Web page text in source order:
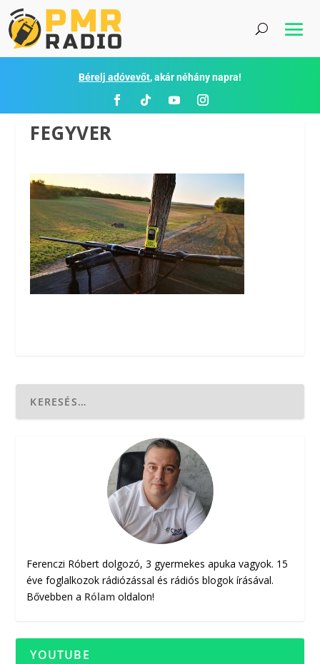
Bérelj adóvevőt, akár néhány napra!
FEGYVER
Ferenczi Róbert dolgozó, 3 gyermekes apuka vagyok. 15
éve foglalkozok rádiózással és rádiós blogok írásával.
Bővebben a Rólam oldalon!
YOUTUBE